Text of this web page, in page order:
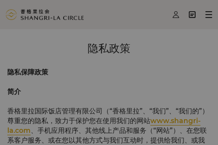
  
隐私政策
隐私保障政策
简介
香格里拉国际饭店管理有限公司（“香格里拉”、“我们”、“我们的”）
尊重您的隐私，致力于保护您在使用我们的网站www.shangri-
la.com、手机应用程序、其他线上产品和服务（“网站”）、在您联
系客户服务、或在您以其他方式与我们互动时，提供给我们、或我